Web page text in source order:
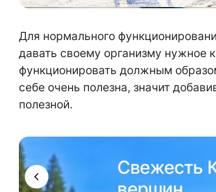
Для нормального
давать своему организму нужное
функционировать должным
себе очень полезна, значит
полезной.